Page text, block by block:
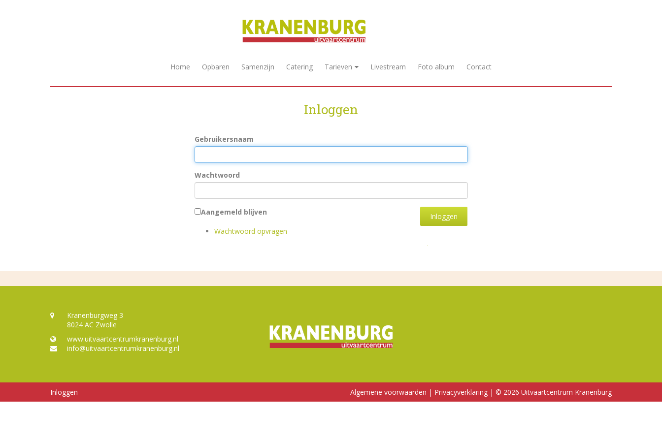
Home Opbaren Samenzijn Catering Tarieven Livestream Foto album Contact
Inloggen
Gebruikersnaam
Wachtwoord
Aangemeld blijven
Inloggen
Wachtwoord opvragen
Kranenburgweg 3
8024 AC Zwolle
www.uitvaartcentrumkranenburg.nl
info@uitvaartcentrumkranenburg.nl
Inloggen Algemene voorwaarden | Privacyverklaring | © 2026 Uitvaartcentrum Kranenburg